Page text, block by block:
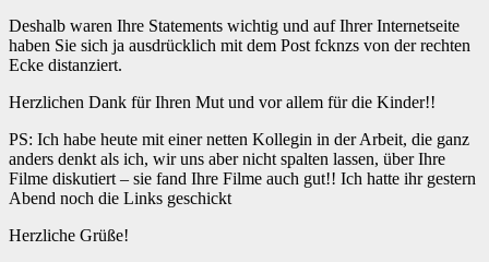
Deshalb waren Ihre Statements wichtig und auf Ihrer Internetseite
haben Sie sich ja ausdrücklich mit dem Post fcknzs von der rechten
Ecke distanziert.
Herzlichen Dank für Ihren Mut und vor allem für die Kinder!!
PS: Ich habe heute mit einer netten Kollegin in der Arbeit, die ganz
anders denkt als ich, wir uns aber nicht spalten lassen, über Ihre
Filme diskutiert – sie fand Ihre Filme auch gut!! Ich hatte ihr gestern
Abend noch die Links geschickt
Herzliche Grüße!